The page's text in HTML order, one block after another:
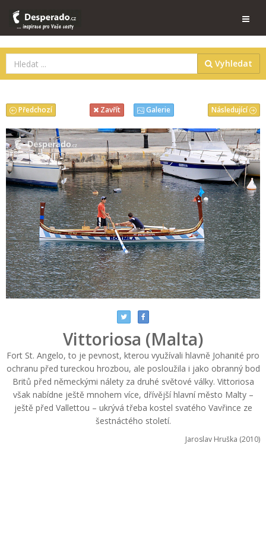
Vyhledat
Následující
Předchozí Zavřít Galerie
Vittoriosa (Malta)
Fort St. Angelo, to je pevnost, kterou využívali hlavně Johanité pro
ochranu před tureckou hrozbou, ale posloužila i jako obranný bod
Britů před německými nálety za druhé světové války. Vittoriosa
však nabídne ještě mnohem více, dřívější hlavní město Malty –
ještě před Vallettou – ukrývá třeba kostel svatého Vavřince ze
šestnáctého století.
Jaroslav Hruška (2010)